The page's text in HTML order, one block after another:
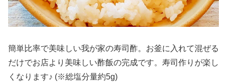
簡単比率で美味しい我が家の寿司酢。お釜に入れて混ぜる
だけでお店より美味しい酢飯の完成です。寿司作りが楽し
くなります♪ (※総塩分量約5g)